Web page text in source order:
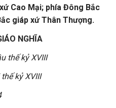
Cao Mại; phía Đông Bắc
giáp xứ Thân Thượng.
NGHĨA
thế kỷ XVIII
kỷ XVIII